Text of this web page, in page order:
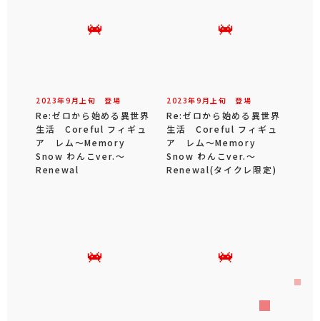
2023年9 月 上旬 登場
Re:ゼロから始める異世界
生活 Coreful フィギュ
ア レム～Memory
Snow わんこver.～
Renewal
2023年9 月 上旬 登場
Re:ゼロから始める異世界
生活 Coreful フィギュ
ア レム～Memory
Snow わんこver.～
Renewal(タイクレ限定)